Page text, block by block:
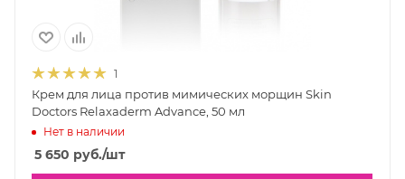
1
Крем для лица против мимических морщин Skin
Doctors Relaxaderm Advance, 50 мл
Нет в наличии
5 650 руб./шт